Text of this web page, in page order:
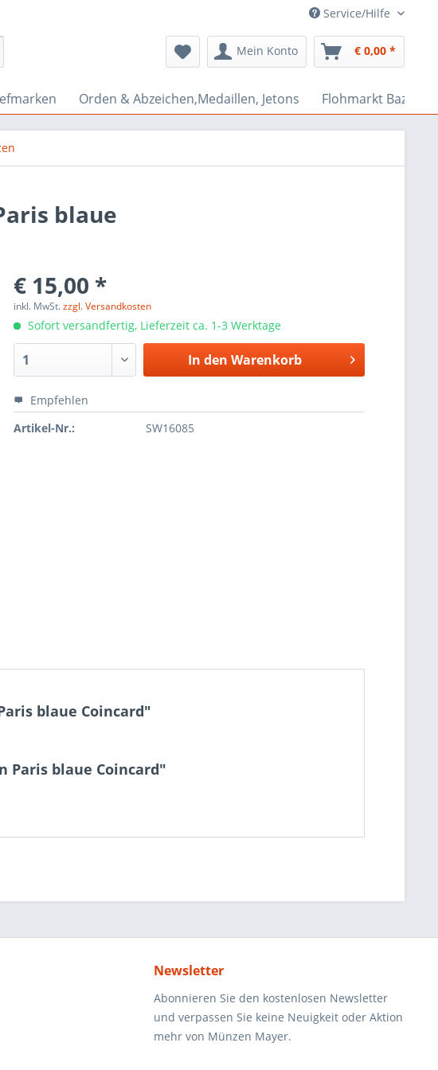
Service/Hilfe
Mein Konto € 0,00 *
Orden & Abzeichen,Medaillen, Jetons Flohmarkt Bazar
blaue
€ 15,00 *
inkl. MwSt.zzgl. Versandkosten
Sofort versandfertig, Lieferzeit ca. 1-3 Werktage
In den Warenkorb
Empfehlen
Artikel-Nr.:
SW16085
blaue Coincard"
Paris blaue Coincard"
Newsletter
Abonnieren Sie den kostenlosen Newsletter
und verpassen Sie keine Neuigkeit oder Aktion
mehr von Münzen Mayer.